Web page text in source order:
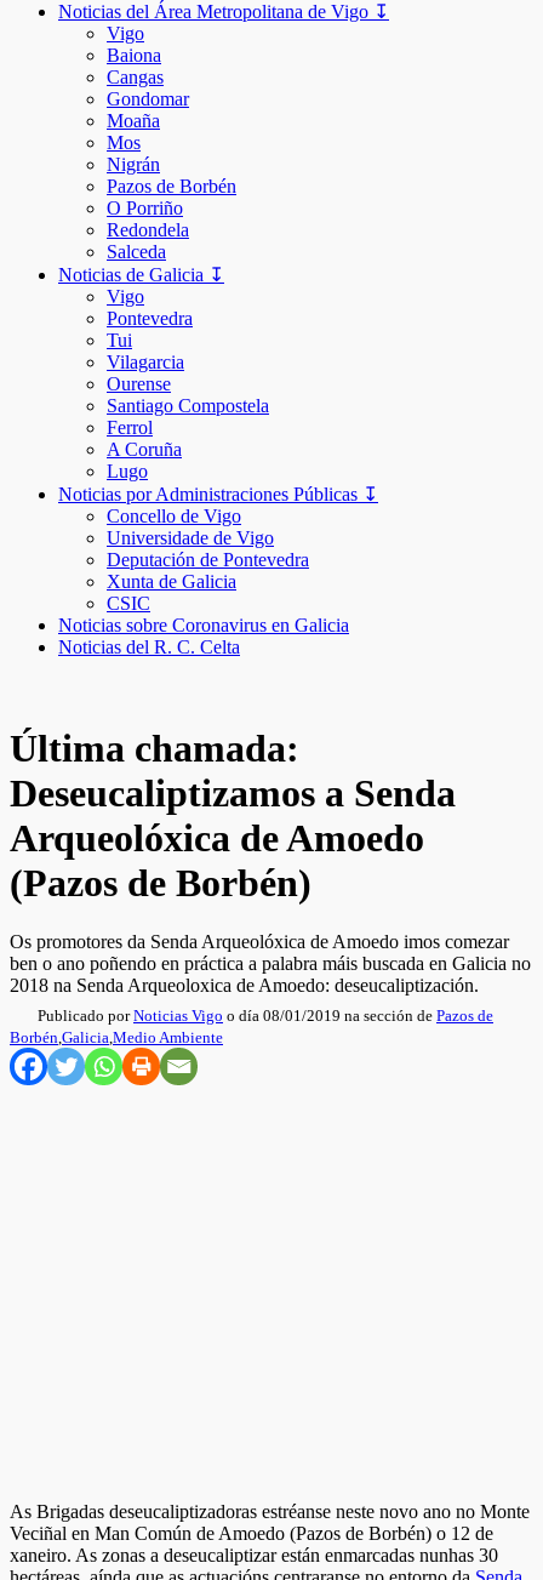
Noticias del Área Metropolitana de Vigo ↧
Vigo
Baiona
Cangas
Gondomar
Moaña
Mos
Nigrán
Pazos de Borbén
O Porriño
Redondela
Salceda
Noticias de Galicia ↧
Vigo
Pontevedra
Tui
Vilagarcia
Ourense
Santiago Compostela
Ferrol
A Coruña
Lugo
Noticias por Administraciones Públicas ↧
Concello de Vigo
Universidade de Vigo
Deputación de Pontevedra
Xunta de Galicia
CSIC
Noticias sobre Coronavirus en Galicia
Noticias del R. C. Celta
Última chamada:
Deseucaliptizamos a Senda
Arqueolóxica de Amoedo
(Pazos de Borbén)
Os promotores da Senda Arqueolóxica de Amoedo imos comezar
ben o ano poñendo en práctica a palabra máis buscada en Galicia no
2018 na Senda Arqueoloxica de Amoedo: deseucaliptización.
Publicado porNoticias Vigo o día 08/01/2019 na sección de Pazos de
Borbén,Galicia,Medio Ambiente
As Brigadas deseucaliptizadoras estréanse neste novo ano no Monte
Veciñal en Man Común de Amoedo (Pazos de Borbén) o 12 de
xaneiro. As zonas a deseucaliptizar están enmarcadas nunhas 30